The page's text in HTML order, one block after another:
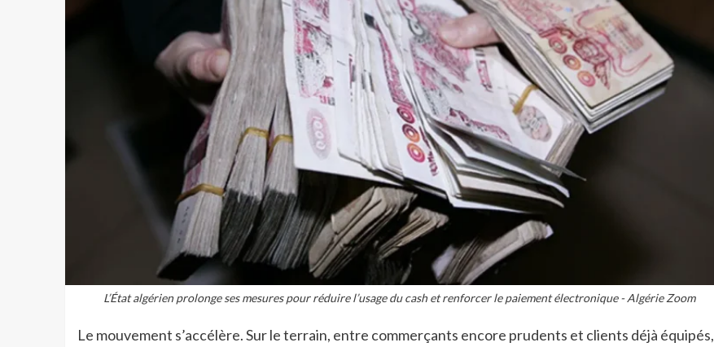
L’État algérien prolonge ses mesures pour réduire l’usage du cash et renforcer le paiement électronique - Algérie Zoom
Le mouvement s’accélère. Sur le terrain, entre commerçants encore prudents et clients déjà équipés,